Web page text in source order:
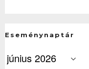
Eseménynaptár